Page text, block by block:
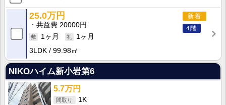
新着
4階
25.0万円
共益費 20000円
1ヶ月
1ヶ月
3LDK
99.98㎡
NIKOハイム新小岩第6
5.7万円
1K